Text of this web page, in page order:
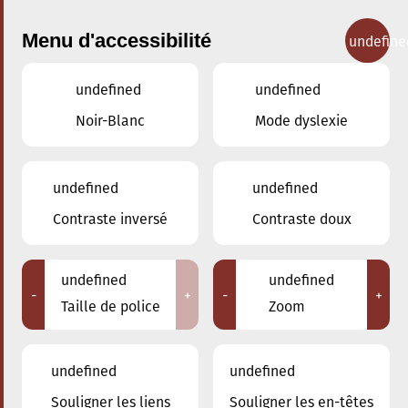
Concerts
Adresse
Menu d'accessibilité
undefined
Noir-Blanc
undefined
Mode dyslexie
undefined
Contraste inversé
undefined
Contraste doux
-
undefined
Taille de police
+ -
undefined
Zoom
+
undefined
Souligner les liens
undefined
Souligner les en-têtes